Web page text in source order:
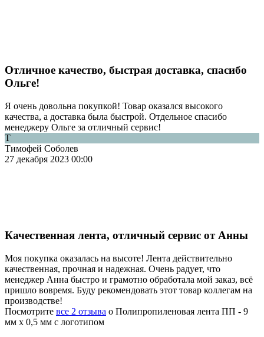
Отличное качество, быстрая доставка, спасибо
Ольге!
Я очень довольна покупкой! Товар оказался высокого
качества, а доставка была быстрой. Отдельное спасибо
менеджеру Ольге за отличный сервис!
Т
Тимофей Соболев
27 декабря 2023 00:00
Качественная лента, отличный сервис от Анны
Моя покупка оказалась на высоте! Лента действительно
качественная, прочная и надежная. Очень радует, что
менеджер Анна быстро и грамотно обработала мой заказ, всё
пришло вовремя. Буду рекомендовать этот товар коллегам на
производстве!
Посмотрите все 2 отзыва о Полипропиленовая лента ПП - 9
мм х 0,5 мм с логотипом